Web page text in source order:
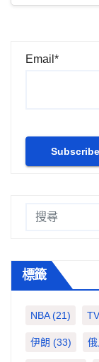
Email*
標籤
NBA(21)
伊朗 (33)